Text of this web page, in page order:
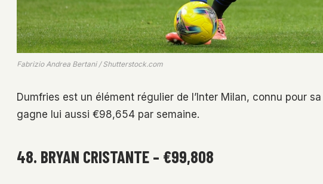
Fabrizio Andrea Bertani / Shutterstock.com
Dumfries est un élément régulier de l’Inter Milan, connu pour
gagne lui aussi €98,654 par semaine.
48. BRYAN CRISTANTE – €99,808